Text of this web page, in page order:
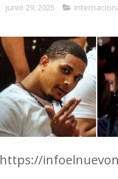
junio 29, 2025
https://